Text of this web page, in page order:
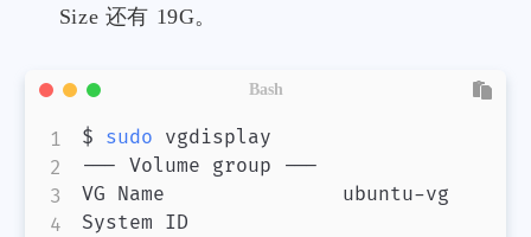
Size 还有 19G。
$ sudo vgdisplay
--- Volume group ---
VG Name               ubuntu-vg
System ID
Bash